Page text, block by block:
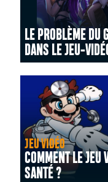
LE PROBLÈME DU
DANS LE JEU-
JEU VIDÉO
COMMENT LE JEU
SANTÉ ?